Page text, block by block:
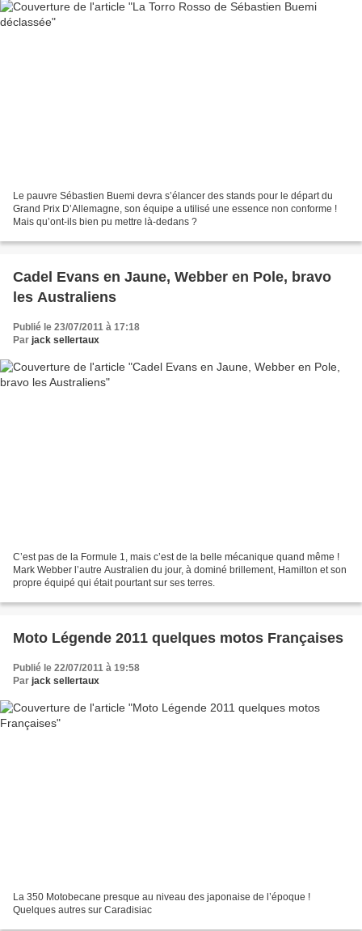
Le pauvre Sébastien Buemi devra s’élancer des stands pour le départ du
Grand Prix D’Allemagne, son équipe a utilisé une essence non conforme !
Mais qu’ont-ils bien pu mettre là-dedans ?
Cadel Evans en Jaune, Webber en Pole, bravo
les Australiens
Publié le 23/07/2011 à 17:18
Par jack sellertaux
C’est pas de la Formule 1, mais c’est de la belle mécanique quand même !
Mark Webber l’autre Australien du jour, à dominé brillement, Hamilton et son
propre équipé qui était pourtant sur ses terres.
Moto Légende 2011 quelques motos Françaises
Publié le 22/07/2011 à 19:58
Par jack sellertaux
La 350 Motobecane presque au niveau des japonaise de l’époque !
Quelques autres sur Caradisiac